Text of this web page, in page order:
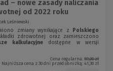
– nowe zasady naliczania
od 2022 roku
Leśniewski
zmiany wynikające z
Polskiego
zdrowotnej oraz zamieszczono
kalkulacyjnedostępne w wersji
Cena regularna: 59,00 zł
Najniższa cena z 30 dni przed obniżką: 41,30 zł